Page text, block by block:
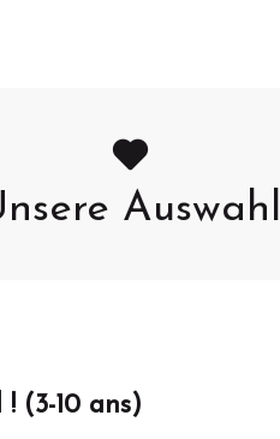
Auswahl
(3-10 ans)